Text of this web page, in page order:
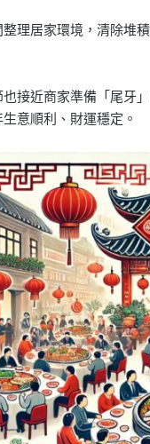
理居家環境，清除堆
接近商家準備「尾牙
意順利、財運穩定。